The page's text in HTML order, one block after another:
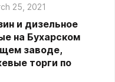
25, 2021
и дизельное
на Бухарском
заводе,
торги по